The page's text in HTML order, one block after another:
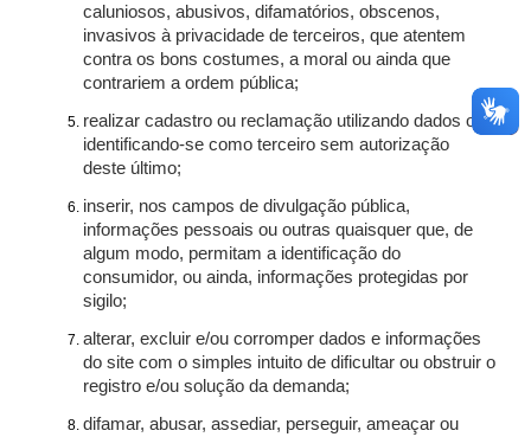
caluniosos, abusivos, difamatórios, obscenos,
invasivos à privacidade de terceiros, que atentem
contra os bons costumes, a moral ou ainda que
contrariem a ordem pública;
realizar cadastro ou reclamação utilizando dados ou
identificando-se como terceiro sem autorização
deste último;
inserir, nos campos de divulgação pública,
informações pessoais ou outras quaisquer que, de
algum modo, permitam a identificação do
consumidor, ou ainda, informações protegidas por
sigilo;
alterar, excluir e/ou corromper dados e informações
do site com o simples intuito de dificultar ou obstruir o
registro e/ou solução da demanda;
difamar, abusar, assediar, perseguir, ameaçar ou